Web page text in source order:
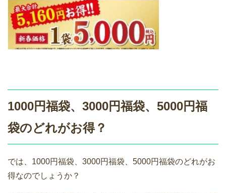
1000円福袋、3000円福袋、5000円福
袋のどれがお得？
では、1000円福袋、3000円福袋、5000円福袋のどれがお
得なのでしょうか？